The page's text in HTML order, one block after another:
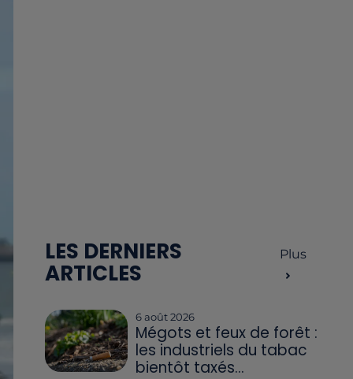
LES DERNIERS
ARTICLES
Plus
6 août 2026
Mégots et feux de forêt :
les industriels du tabac
bientôt taxés...